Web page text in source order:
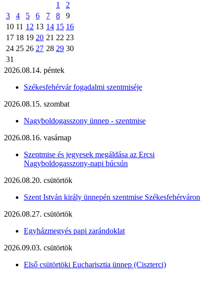
1
2
3
4 5 6 7 8
9
10 11 12 13 14 15 16
17 18 19 20 21 22 23
24 25 26 27 28 29 30
31
2026.08.14. péntek
Székesfehérvár fogadalmi szentmiséje
2026.08.15. szombat
Nagyboldogasszony ünnep - szentmise
2026.08.16. vasárnap
Szentmise és jegyesek megáldása az Ercsi
Nagyboldogasszony-napi búcsún
2026.08.20. csütörtök
Szent István király ünnepén szentmise Székesfehérváron
2026.08.27. csütörtök
Egyházmegyés papi zarándoklat
2026.09.03. csütörtök
Első csütörtöki Eucharisztia ünnep (Ciszterci)